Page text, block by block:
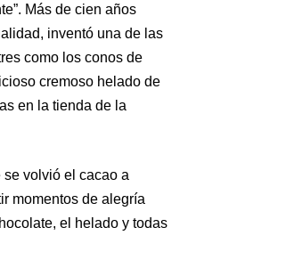
Más de cien años
inventó una de las
como los conos de
cremoso helado de
en la tienda de la
volvió el cacao a
momentos de alegría
el helado y todas